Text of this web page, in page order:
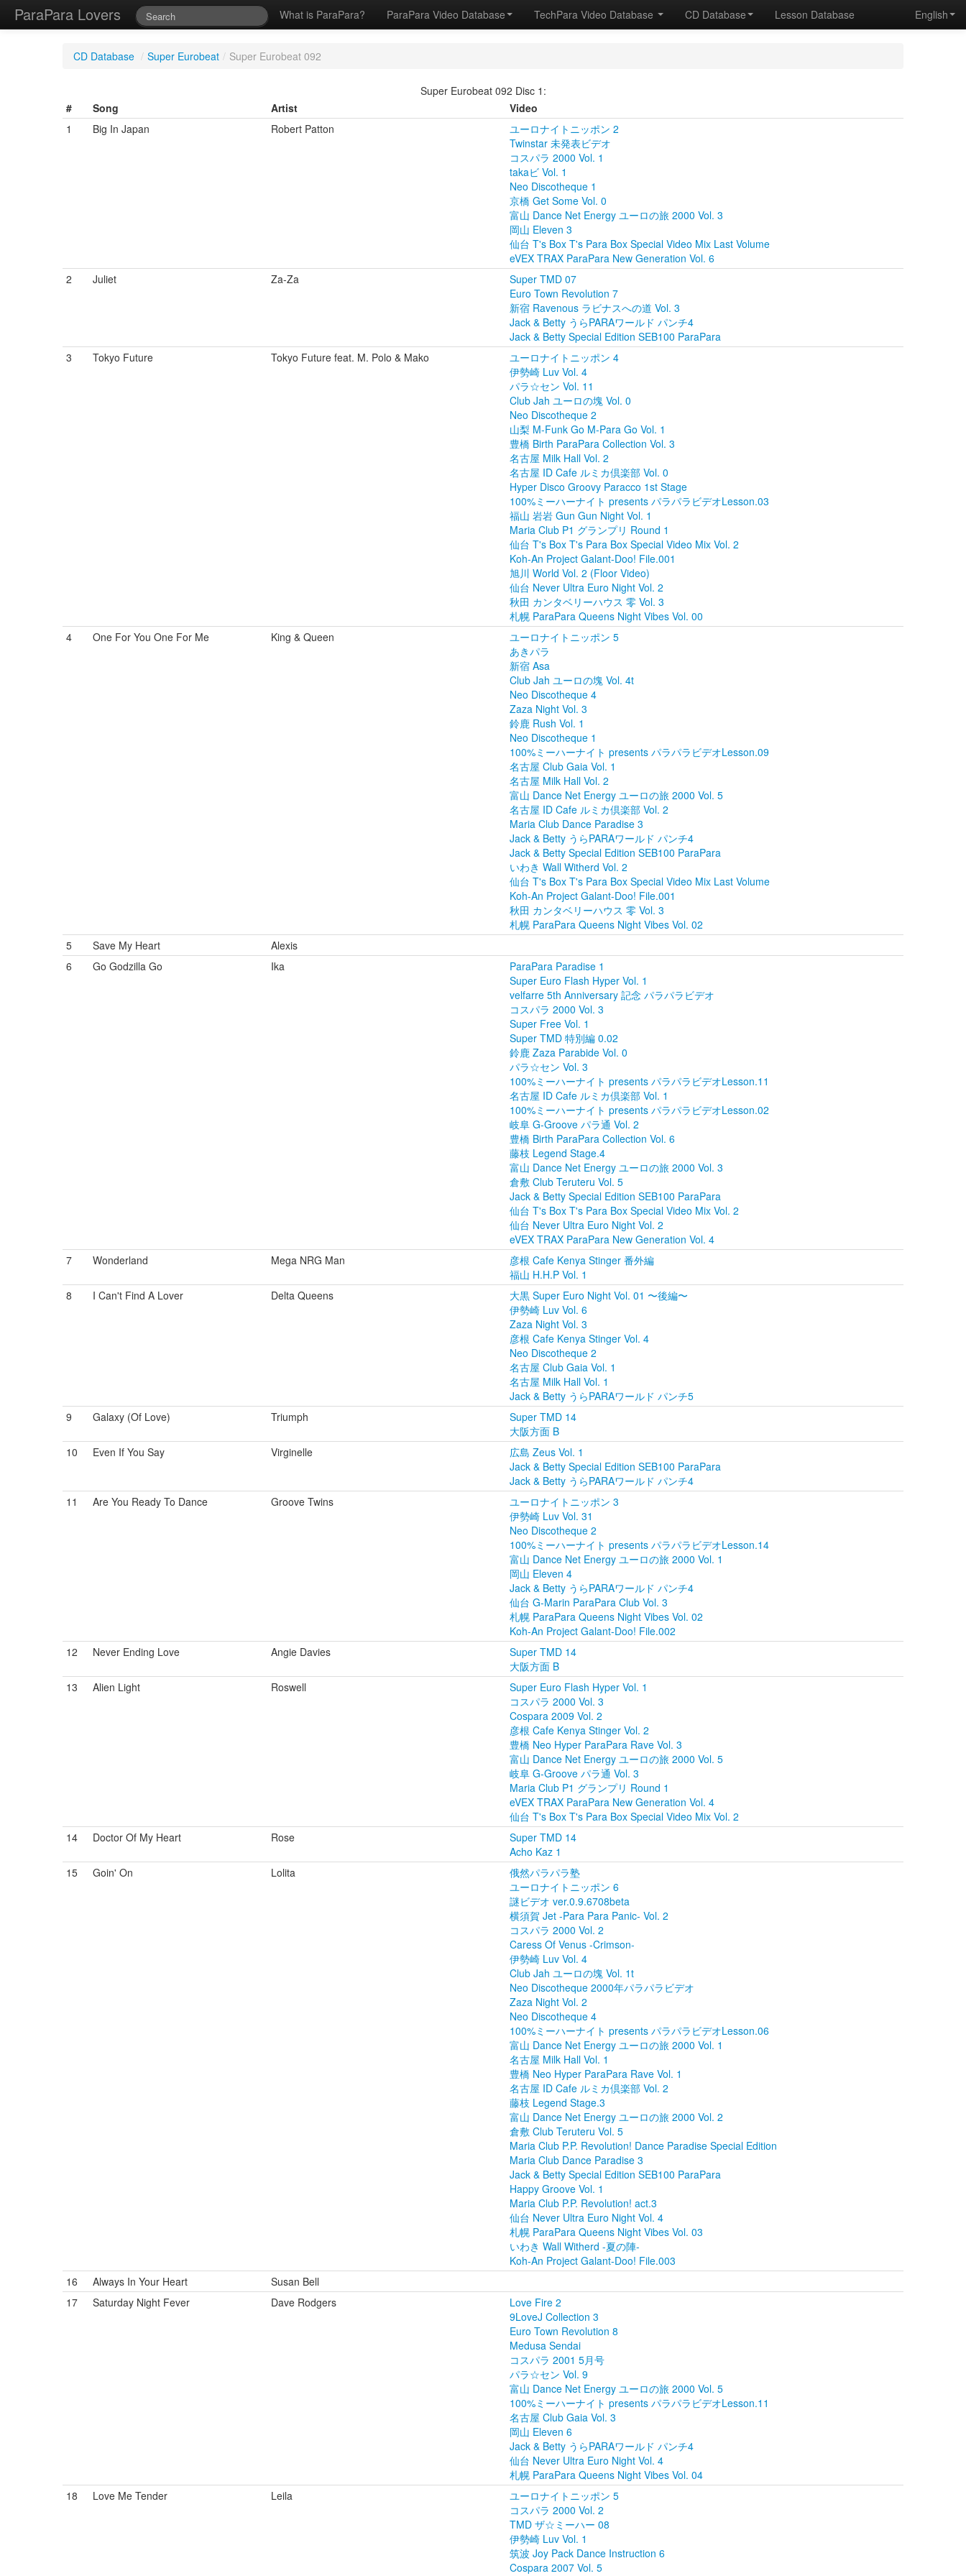
ParaPara Lovers What is ParaPara? ParaPara Video Database TechPara Video Database CD Database Lesson Database English
CD Database / Super Eurobeat / Super Eurobeat 092
Super Eurobeat 092 Disc 1:
#
Song Artist
Video
1
Big In Japan Robert Patton
ユーロナイトニッポン 2
Twinstar 未発表ビデオ
コスパラ 2000 Vol. 1
takaビ Vol. 1
Neo Discotheque 1
京橋 Get Some Vol. 0
富山 Dance Net Energy ユーロの旅 2000 Vol. 3
岡山 Eleven 3
仙台 T's Box T's Para Box Special Video Mix Last Volume
eVEX TRAX ParaPara New Generation Vol. 6
2
Juliet Za-Za
Super TMD 07
Euro Town Revolution 7
新宿 Ravenous ラビナスへの道 Vol. 3
Jack & Betty うらPARAワールド パンチ4
Jack & Betty Special Edition SEB100 ParaPara
3
Tokyo Future Tokyo Future feat. M. Polo & Mako
ユーロナイトニッポン 4
伊勢崎 Luv Vol. 4
パラ☆セン Vol. 11
Club Jah ユーロの塊 Vol. 0
Neo Discotheque 2
山梨 M-Funk Go M-Para Go Vol. 1
豊橋 Birth ParaPara Collection Vol. 3
名古屋 Milk Hall Vol. 2
名古屋 ID Cafe ルミカ倶楽部 Vol. 0
Hyper Disco Groovy Paracco 1st Stage
100%ミーハーナイト presents パラパラビデオLesson.03
福山 岩岩 Gun Gun Night Vol. 1
Maria Club P1 グランプリ Round 1
仙台 T's Box T's Para Box Special Video Mix Vol. 2
Koh-An Project Galant-Doo! File.001
旭川 World Vol. 2 (Floor Video)
仙台 Never Ultra Euro Night Vol. 2
秋田 カンタベリーハウス 零 Vol. 3
札幌 ParaPara Queens Night Vibes Vol. 00
4
One For You One For Me King & Queen
ユーロナイトニッポン 5
あきパラ
新宿 Asa
Club Jah ユーロの塊 Vol. 4t
Neo Discotheque 4
Zaza Night Vol. 3
鈴鹿 Rush Vol. 1
Neo Discotheque 1
100%ミーハーナイト presents パラパラビデオLesson.09
名古屋 Club Gaia Vol. 1
名古屋 Milk Hall Vol. 2
富山 Dance Net Energy ユーロの旅 2000 Vol. 5
名古屋 ID Cafe ルミカ倶楽部 Vol. 2
Maria Club Dance Paradise 3
Jack & Betty うらPARAワールド パンチ4
Jack & Betty Special Edition SEB100 ParaPara
いわき Wall Witherd Vol. 2
仙台 T's Box T's Para Box Special Video Mix Last Volume
Koh-An Project Galant-Doo! File.001
秋田 カンタベリーハウス 零 Vol. 3
札幌 ParaPara Queens Night Vibes Vol. 02
5
Save My Heart
Alexis
6
Go Godzilla Go Ika
ParaPara Paradise 1
Super Euro Flash Hyper Vol. 1
velfarre 5th Anniversary 記念 パラパラビデオ
コスパラ 2000 Vol. 3
Super Free Vol. 1
Super TMD 特別編 0.02
鈴鹿 Zaza Parabide Vol. 0
パラ☆セン Vol. 3
100%ミーハーナイト presents パラパラビデオLesson.11
名古屋 ID Cafe ルミカ倶楽部 Vol. 1
100%ミーハーナイト presents パラパラビデオLesson.02
岐阜 G-Groove パラ通 Vol. 2
豊橋 Birth ParaPara Collection Vol. 6
藤枝 Legend Stage.4
富山 Dance Net Energy ユーロの旅 2000 Vol. 3
倉敷 Club Teruteru Vol. 5
Jack & Betty Special Edition SEB100 ParaPara
仙台 T's Box T's Para Box Special Video Mix Vol. 2
仙台 Never Ultra Euro Night Vol. 2
eVEX TRAX ParaPara New Generation Vol. 4
7
Wonderland Mega NRG Man
彦根 Cafe Kenya Stinger 番外編
福山 H.H.P Vol. 1
8
I Can't Find A Lover Delta Queens
大黒 Super Euro Night Vol. 01 〜後編〜
伊勢崎 Luv Vol. 6
Zaza Night Vol. 3
彦根 Cafe Kenya Stinger Vol. 4
Neo Discotheque 2
名古屋 Club Gaia Vol. 1
名古屋 Milk Hall Vol. 1
Jack & Betty うらPARAワールド パンチ5
9
Galaxy (Of Love) Triumph
Super TMD 14
大阪方面 B
10
Even If You Say Virginelle
広島 Zeus Vol. 1
Jack & Betty Special Edition SEB100 ParaPara
Jack & Betty うらPARAワールド パンチ4
11
Are You Ready To Dance Groove Twins
ユーロナイトニッポン 3
伊勢崎 Luv Vol. 31
Neo Discotheque 2
100%ミーハーナイト presents パラパラビデオLesson.14
富山 Dance Net Energy ユーロの旅 2000 Vol. 1
岡山 Eleven 4
Jack & Betty うらPARAワールド パンチ4
仙台 G-Marin ParaPara Club Vol. 3
札幌 ParaPara Queens Night Vibes Vol. 02
Koh-An Project Galant-Doo! File.002
12
Never Ending Love Angie Davies
Super TMD 14
大阪方面 B
13
Alien Light Roswell
Super Euro Flash Hyper Vol. 1
コスパラ 2000 Vol. 3
Cospara 2009 Vol. 2
彦根 Cafe Kenya Stinger Vol. 2
豊橋 Neo Hyper ParaPara Rave Vol. 3
富山 Dance Net Energy ユーロの旅 2000 Vol. 5
岐阜 G-Groove パラ通 Vol. 3
Maria Club P1 グランプリ Round 1
eVEX TRAX ParaPara New Generation Vol. 4
仙台 T's Box T's Para Box Special Video Mix Vol. 2
14
Doctor Of My Heart Rose
Super TMD 14
Acho Kaz 1
15
Goin' On Lolita
俄然パラパラ塾
ユーロナイトニッポン 6
謎ビデオ ver.0.9.6708beta
横須賀 Jet -Para Para Panic- Vol. 2
コスパラ 2000 Vol. 2
Caress Of Venus -Crimson-
伊勢崎 Luv Vol. 4
Club Jah ユーロの塊 Vol. 1t
Neo Discotheque 2000年パラパラビデオ
Zaza Night Vol. 2
Neo Discotheque 4
100%ミーハーナイト presents パラパラビデオLesson.06
富山 Dance Net Energy ユーロの旅 2000 Vol. 1
名古屋 Milk Hall Vol. 1
豊橋 Neo Hyper ParaPara Rave Vol. 1
名古屋 ID Cafe ルミカ倶楽部 Vol. 2
藤枝 Legend Stage.3
富山 Dance Net Energy ユーロの旅 2000 Vol. 2
倉敷 Club Teruteru Vol. 5
Maria Club P.P. Revolution! Dance Paradise Special Edition
Maria Club Dance Paradise 3
Jack & Betty Special Edition SEB100 ParaPara
Happy Groove Vol. 1
Maria Club P.P. Revolution! act.3
仙台 Never Ultra Euro Night Vol. 4
札幌 ParaPara Queens Night Vibes Vol. 03
いわき Wall Witherd -夏の陣-
Koh-An Project Galant-Doo! File.003
16
Always In Your Heart
Susan Bell
17
Saturday Night Fever Dave Rodgers
Love Fire 2
9LoveJ Collection 3
Euro Town Revolution 8
Medusa Sendai
コスパラ 2001 5月号
パラ☆セン Vol. 9
富山 Dance Net Energy ユーロの旅 2000 Vol. 5
100%ミーハーナイト presents パラパラビデオLesson.11
名古屋 Club Gaia Vol. 3
岡山 Eleven 6
Jack & Betty うらPARAワールド パンチ4
仙台 Never Ultra Euro Night Vol. 4
札幌 ParaPara Queens Night Vibes Vol. 04
18
Love Me Tender Leila
ユーロナイトニッポン 5
コスパラ 2000 Vol. 2
TMD ザ☆ミーハー 08
伊勢崎 Luv Vol. 1
筑波 Joy Pack Dance Instruction 6
Cospara 2007 Vol. 5